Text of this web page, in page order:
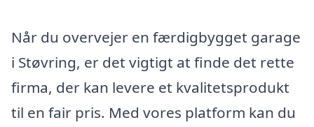
Når du overvejer en færdigbygget garage
i Støvring, er det vigtigt at finde det rette
firma, der kan levere et kvalitetsprodukt
til en fair pris. Med vores platform kan du